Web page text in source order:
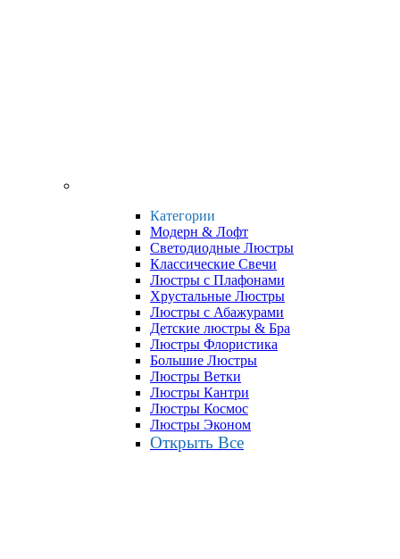
Категории
Модерн & Лофт
Светодиодные Люстры
Классические Свечи
Люстры с Плафонами
Хрустальные Люстры
Люстры с Абажурами
Детские люстры & Бра
Люстры Флористика
Большие Люстры
Люстры Ветки
Люстры Кантри
Люстры Космос
Люстры Эконом
Открыть Все